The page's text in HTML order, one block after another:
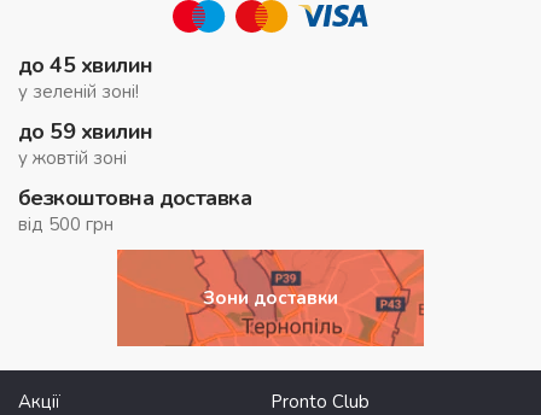
до 45 хвилин
у зеленій зоні!
до 59 хвилин
у жовтій зоні
безкоштовна доставка
від 500 грн
Зони доставки
Акції
Pronto Club